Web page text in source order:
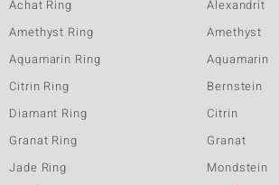
Achat Ring
Amethyst Ring
Aquamarin Ring
Citrin Ring
Diamant Ring
Granat Ring
Jade Ring
Alexandrit
Amethyst
Aquamarin
Bernstein
Citrin
Granat
Mondstein